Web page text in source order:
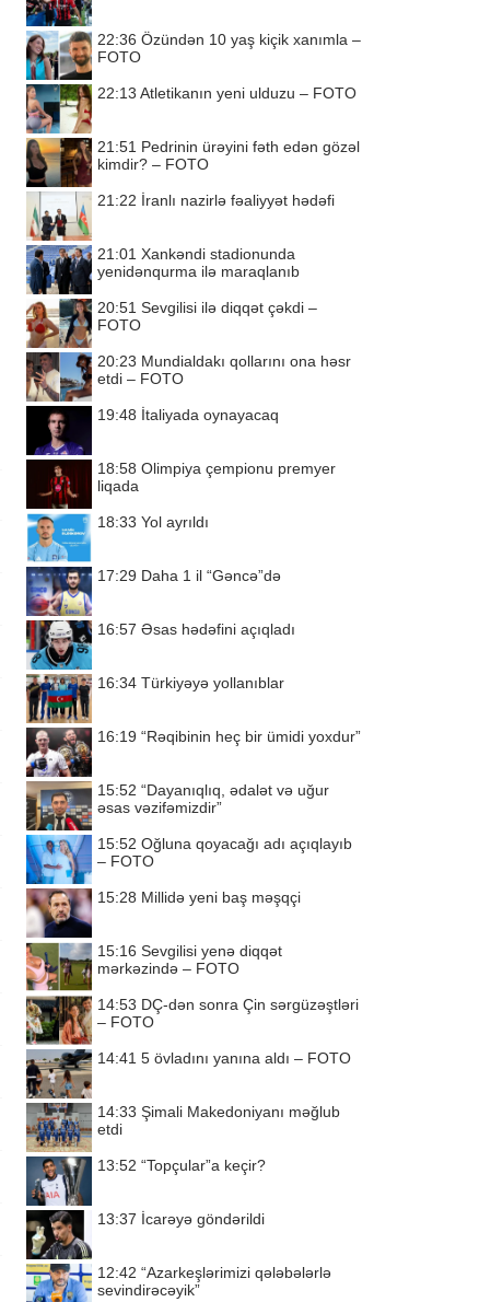
22:36 Özündən 10 yaş kiçik xanımla –
FOTO
22:13 Atletikanın yeni ulduzu – FOTO
21:51 Pedrinin ürəyini fəth edən gözəl
kimdir? – FOTO
21:22 İranlı nazirlə fəaliyyət hədəfi
21:01 Xankəndi stadionunda
yenidənqurma ilə maraqlanıb
20:51 Sevgilisi ilə diqqət çəkdi –
FOTO
20:23 Mundialdakı qollarını ona həsr
etdi – FOTO
19:48 İtaliyada oynayacaq
18:58 Olimpiya çempionu premyer
liqada
18:33 Yol ayrıldı
17:29 Daha 1 il “Gəncə”də
16:57 Əsas hədəfini açıqladı
16:34 Türkiyəyə yollanıblar
16:19 “Rəqibinin heç bir ümidi yoxdur”
15:52 “Dayanıqlıq, ədalət və uğur
əsas vəzifəmizdir”
15:52 Oğluna qoyacağı adı açıqlayıb
– FOTO
15:28 Millidə yeni baş məşqçi
15:16 Sevgilisi yenə diqqət
mərkəzində – FOTO
14:53 DÇ-dən sonra Çin sərgüzəştləri
– FOTO
14:41 5 övladını yanına aldı – FOTO
14:33 Şimali Makedoniyanı məğlub
etdi
13:52 “Topçular”a keçir?
13:37 İcarəyə göndərildi
12:42 “Azarkeşlərimizi qələbələrlə
sevindirəcəyik”